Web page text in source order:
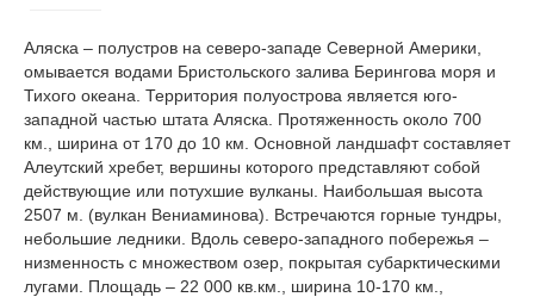
Аляска – полустров на северо-западе Северной Америки,
омывается водами Бристольского залива Берингова моря и
Тихого океана. Территория полуострова является юго-
западной частью штата Аляска. Протяженность около 700
км., ширина от 170 до 10 км. Основной ландшафт составляет
Алеутский хребет, вершины которого представляют собой
действующие или потухшие вулканы. Наибольшая высота
2507 м. (вулкан Вениаминова). Встречаются горные тундры,
небольшие ледники. Вдоль северо-западного побережья –
низменность с множеством озер, покрытая субарктическими
лугами. Площадь – 22 000 кв.км., ширина 10-170 км.,